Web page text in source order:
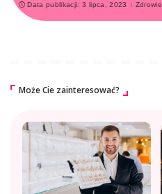
Data publikacji: 3 lipca, 2023 Zdrowie
Może Cie zainteresować?